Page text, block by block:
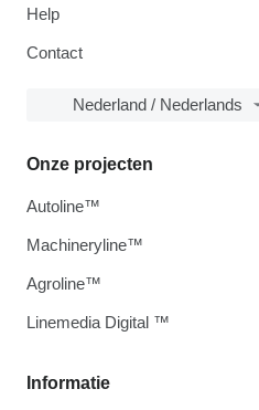
Help
Contact
Nederland / Nederlands
Informatie
Onze projecten
Autoline™
Machineryline™
Agroline™
Linemedia Digital ™